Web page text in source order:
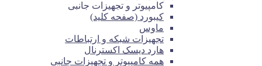
کامپیوتر و تجهیزات جانبی
کیبورد (صفحه کلید)
ماوس
تجهیزات شبکه و ارتباطات
هارد دیسک اکسترنال
همه کامپیوتر و تجهیزات جانبی